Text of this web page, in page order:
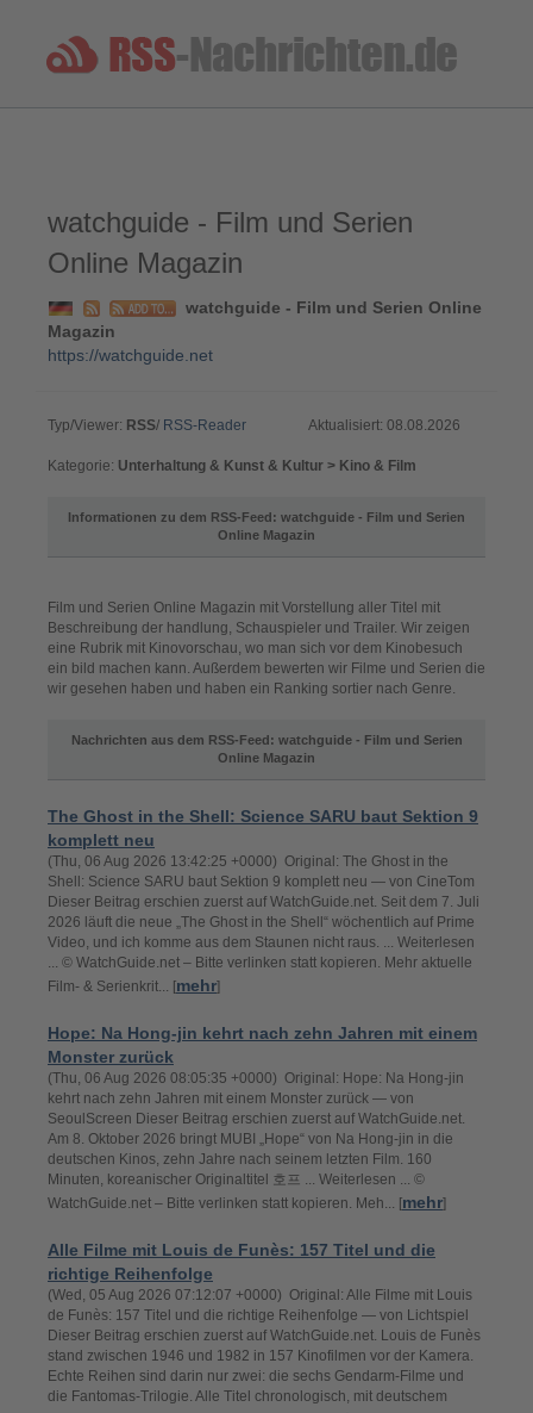
watchguide - Film und Serien
Online Magazin
watchguide - Film und Serien Online
Magazin
https://watchguide.net
Typ/Viewer: RSS/ RSS-Reader Aktualisiert: 08.08.2026
Kategorie: Unterhaltung & Kunst & Kultur > Kino & Film
Informationen zu dem RSS-Feed: watchguide - Film und Serien
Online Magazin
Film und Serien Online Magazin mit Vorstellung aller Titel mit
Beschreibung der handlung, Schauspieler und Trailer. Wir zeigen
eine Rubrik mit Kinovorschau, wo man sich vor dem Kinobesuch
ein bild machen kann. Außerdem bewerten wir Filme und Serien die
wir gesehen haben und haben ein Ranking sortier nach Genre.
Nachrichten aus dem RSS-Feed: watchguide - Film und Serien
Online Magazin
The Ghost in the Shell: Science SARU baut Sektion 9
komplett neu
(Thu, 06 Aug 2026 13:42:25 +0000) Original: The Ghost in the
Shell: Science SARU baut Sektion 9 komplett neu — von CineTom
Dieser Beitrag erschien zuerst auf WatchGuide.net. Seit dem 7. Juli
2026 läuft die neue „The Ghost in the Shell“ wöchentlich auf Prime
Video, und ich komme aus dem Staunen nicht raus. ... Weiterlesen
... © WatchGuide.net – Bitte verlinken statt kopieren. Mehr aktuelle
Film- & Serienkrit... [mehr]
Hope: Na Hong-jin kehrt nach zehn Jahren mit einem
Monster zurück
(Thu, 06 Aug 2026 08:05:35 +0000) Original: Hope: Na Hong-jin
kehrt nach zehn Jahren mit einem Monster zurück — von
SeoulScreen Dieser Beitrag erschien zuerst auf WatchGuide.net.
Am 8. Oktober 2026 bringt MUBI „Hope“ von Na Hong-jin in die
deutschen Kinos, zehn Jahre nach seinem letzten Film. 160
Minuten, koreanischer Originaltitel 호프 ... Weiterlesen ... ©
WatchGuide.net – Bitte verlinken statt kopieren. Meh... [mehr]
Alle Filme mit Louis de Funès: 157 Titel und die
richtige Reihenfolge
(Wed, 05 Aug 2026 07:12:07 +0000) Original: Alle Filme mit Louis
de Funès: 157 Titel und die richtige Reihenfolge — von Lichtspiel
Dieser Beitrag erschien zuerst auf WatchGuide.net. Louis de Funès
stand zwischen 1946 und 1982 in 157 Kinofilmen vor der Kamera.
Echte Reihen sind darin nur zwei: die sechs Gendarm-Filme und
die Fantomas-Trilogie. Alle Titel chronologisch, mit deutschem